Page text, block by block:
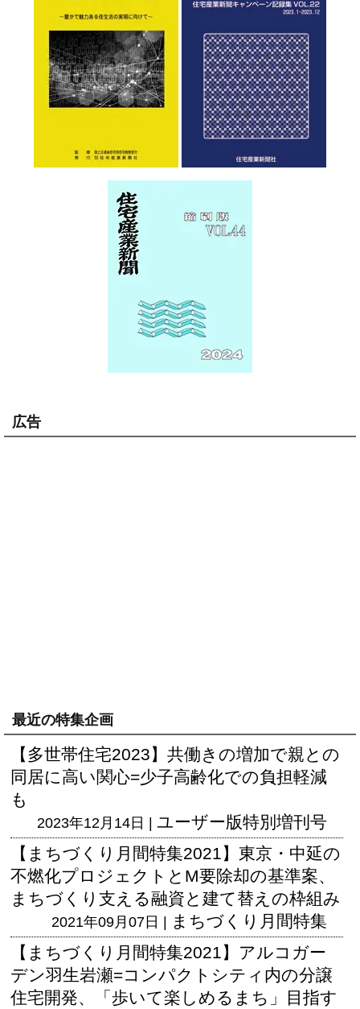
広告
最近の特集企画
【多世帯住宅2023】共働きの増加で親との
同居に高い関心=少子高齢化での負担軽減
も
2023年12月14日 | ユーザー版特別増刊号
【まちづくり月間特集2021】東京・中延の
不燃化プロジェクトとM要除却の基準案、
まちづくり支える融資と建て替えの枠組み
2021年09月07日 | まちづくり月間特集
【まちづくり月間特集2021】アルコガー
デン羽生岩瀬=コンパクトシティ内の分譲
住宅開発、「歩いて楽しめるまち」目指す